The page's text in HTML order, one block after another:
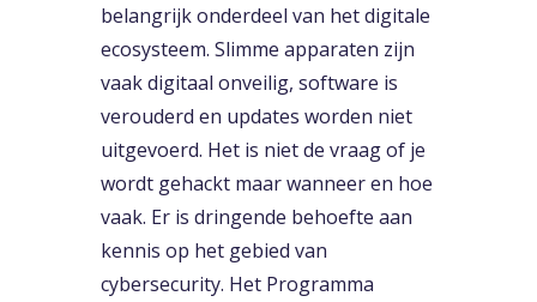
belangrijk onderdeel van het digitale
ecosysteem. Slimme apparaten zijn
vaak digitaal onveilig, software is
verouderd en updates worden niet
uitgevoerd. Het is niet de vraag of je
wordt gehackt maar wanneer en hoe
vaak. Er is dringende behoefte aan
kennis op het gebied van
cybersecurity. Het Programma